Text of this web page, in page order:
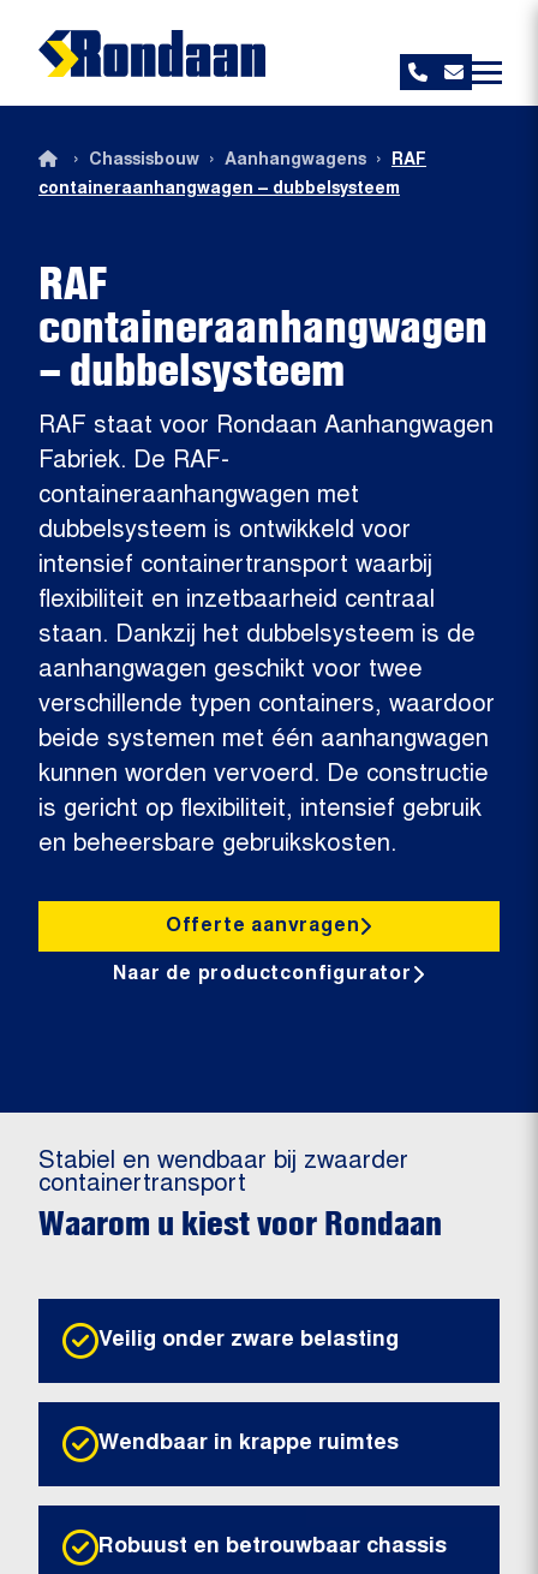
RAF
containeraanhangwagen
– dubbelsysteem
RAF staat voor Rondaan Aanhangwagen
Fabriek. De RAF-
containeraanhangwagen met
dubbelsysteem is ontwikkeld voor
intensief containertransport waarbij
flexibiliteit en inzetbaarheid centraal
staan. Dankzij het dubbelsysteem is de
aanhangwagen geschikt voor twee
verschillende typen containers, waardoor
beide systemen met één aanhangwagen
kunnen worden vervoerd. De constructie
is gericht op flexibiliteit, intensief gebruik
en beheersbare gebruikskosten.
Offerte aanvragen
Naar de productconfigurator
› Chassisbouw › Aanhangwagens ›
RAF
containeraanhangwagen – dubbelsysteem
Stabiel en wendbaar bij zwaarder
containertransport
Waarom u kiest voor Rondaan
Veilig onder zware belasting
Wendbaar in krappe ruimtes
Robuust en betrouwbaar chassis